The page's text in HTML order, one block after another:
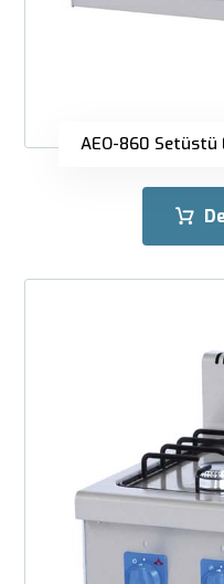
AEO-860